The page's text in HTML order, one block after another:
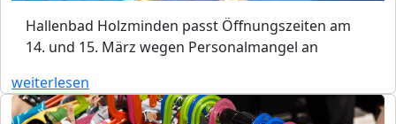
Hallenbad Holzminden passt Öffnungszeiten am
14. und 15. März wegen Personalmangel an
weiterlesen